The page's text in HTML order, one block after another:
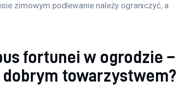
zimowym podlewanie należy ograniczyć, a
fortunei w ogrodzie –
towarzystwem?